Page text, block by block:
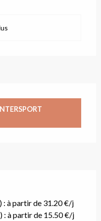
: à partir de 31.20 €/j
: à partir de 15.50 €/j